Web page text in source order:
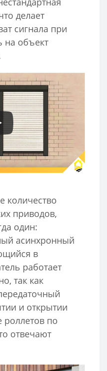
делает
сигнала при
на объект
количество
приводов,
один:
асинхронный
в
работает
так как
и открытии
роллетов по
отвечают